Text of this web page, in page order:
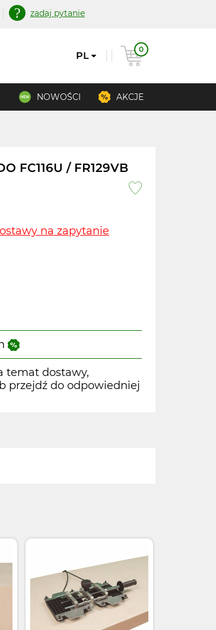
zadaj pytanie
PL
0
NOWOŚCI AKCJE
FC116U / FR129VB
na zapytanie
temat dostawy,
przejdź do odpowiedniej